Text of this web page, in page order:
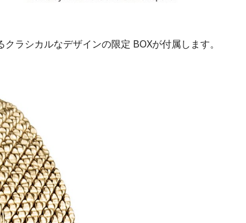
ラシカルなデザインの限定 BOXが付属します。